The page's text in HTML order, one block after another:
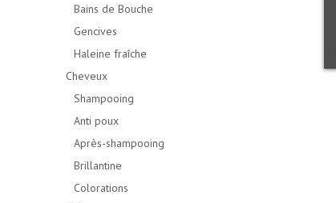
Bains de Bouche
Gencives
Haleine fraîche
Cheveux
Shampooing
Anti poux
Après-shampooing
Brillantine
Colorations